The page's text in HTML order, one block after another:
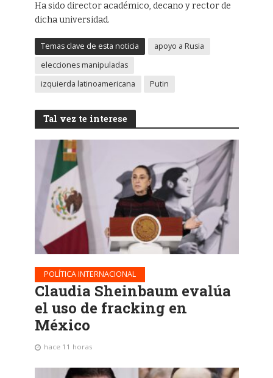
Ha sido director académico, decano y rector de
dicha universidad.
Temas clave de esta noticia
apoyo a Rusia
elecciones manipuladas
izquierda latinoamericana
Putin
Tal vez te interese
POLÍTICA INTERNACIONAL
Claudia Sheinbaum evalúa
el uso de fracking en
México
hace 11 horas